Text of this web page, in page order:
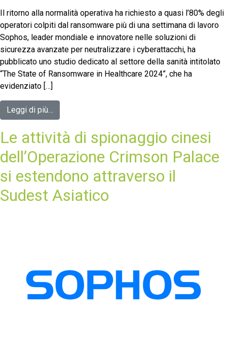
Il ritorno alla normalità operativa ha richiesto a quasi l’80% degli
operatori colpiti dal ransomware più di una settimana di lavoro
Sophos, leader mondiale e innovatore nelle soluzioni di
sicurezza avanzate per neutralizzare i cyberattacchi, ha
pubblicato uno studio dedicato al settore della sanità intitolato
“The State of Ransomware in Healthcare 2024”, che ha
evidenziato […]
Leggi di più…
Le attività di spionaggio cinesi
dell’Operazione Crimson Palace
si estendono attraverso il
Sudest Asiatico